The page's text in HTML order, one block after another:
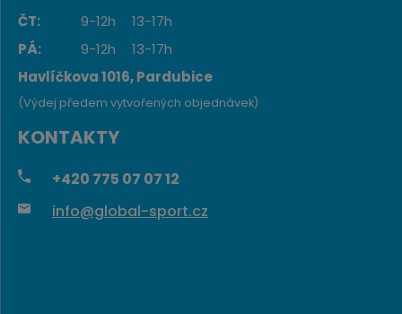
ČT:
9-12h
13-17h
PÁ:
9-12h
13-17h
Havlíčkova 1016, Pardubice
KONTAKTY
+420 775 07 07 12
info@global-sport.cz
(Výdej předem vytvořených objednávek)